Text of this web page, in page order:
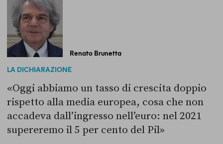
Renato Brunetta
LA DICHIARAZIONE
«Oggi abbiamo un tasso di crescita doppio
rispetto alla media europea, cosa che non
accadeva dall’ingresso nell’euro: nel 2021
supereremo il 5 per cento del Pil»